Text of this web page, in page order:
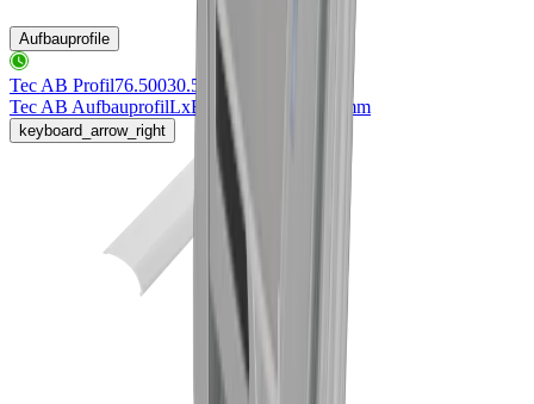
Aufbauprofile
Tec AB Profil76.50030.50
Tec AB AufbauprofilLxBxH 3000x17x15.5mm
keyboard_arrow_right